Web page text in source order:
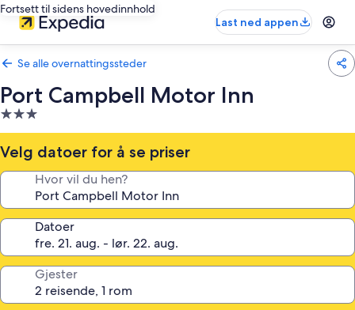
Fortsett til sidens hovedinnhold
Last ned appen
Se alle overnattingssteder
Port Campbell Motor Inn
Overnattingssted
med
3.0
stjerner
Velg datoer for å se priser
Hvor vil du hen?
Datoer
Gjester